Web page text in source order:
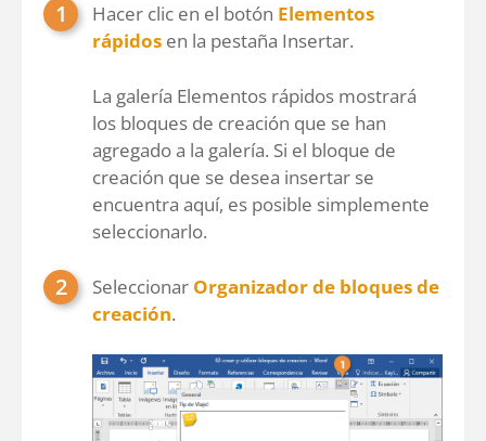
Hacer clic en el botón Elementos
rápidos en la pestaña Insertar.
La galería Elementos rápidos mostrará
los bloques de creación que se han
agregado a la galería. Si el bloque de
creación que se desea insertar se
encuentra aquí, es posible simplemente
seleccionarlo.
Seleccionar Organizador de bloques de
creación.